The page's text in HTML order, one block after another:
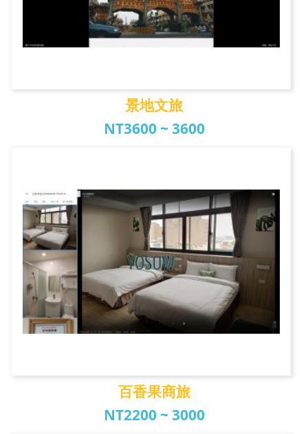
景地文旅
NT3600 ~ 3600
百香果商旅
NT2200 ~ 3000